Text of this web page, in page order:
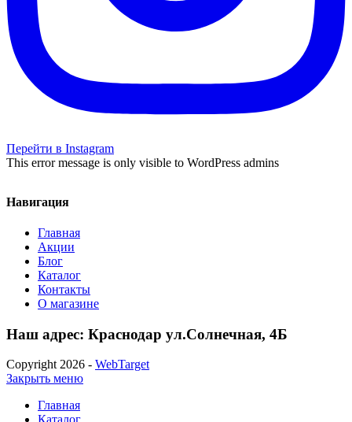
Перейти в Instagram
This error message is only visible to WordPress admins
Навигация
Главная
Акции
Блог
Каталог
Контакты
О магазине
Наш адрес: Краснодар ул.Солнечная, 4Б
Copyright 2026 - WebTarget
Закрыть меню
Главная